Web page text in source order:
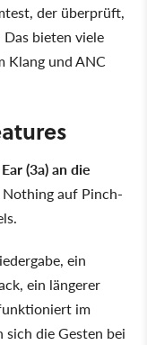
der überprüft,
bieten viele
Klang und ANC
(3a) an die
auf Pinch-
ein
ein längerer
im
sich die Gesten bei